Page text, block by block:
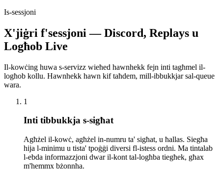
Is-sessjoni
X'jiġri f'sessjoni — Discord, Replays u
Logħob Live
Il-kowċing huwa s-servizz wieħed hawnhekk fejn inti tagħmel il-
logħob kollu. Hawnhekk hawn kif taħdem, mill-ibbukkjar sal-queue
wara.
1
Inti tibbukkja s-sigħat
Agħżel il-kowċ, agħżel in-numru ta' sigħat, u ħallas. Siegħa
hija l-minimu u tista' tpoġġi diversi fl-istess ordni. Ma tintalab
l-ebda informazzjoni dwar il-kont tal-logħba tiegħek, għax
m'hemmx bżonnha.